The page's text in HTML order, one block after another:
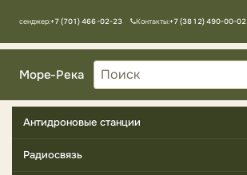
Мессенджер:+7 (701) 466-02-23 Контакты:+7 (3812) 490-00-02
Море-Река
Антидроновые станции
Радиосвязь